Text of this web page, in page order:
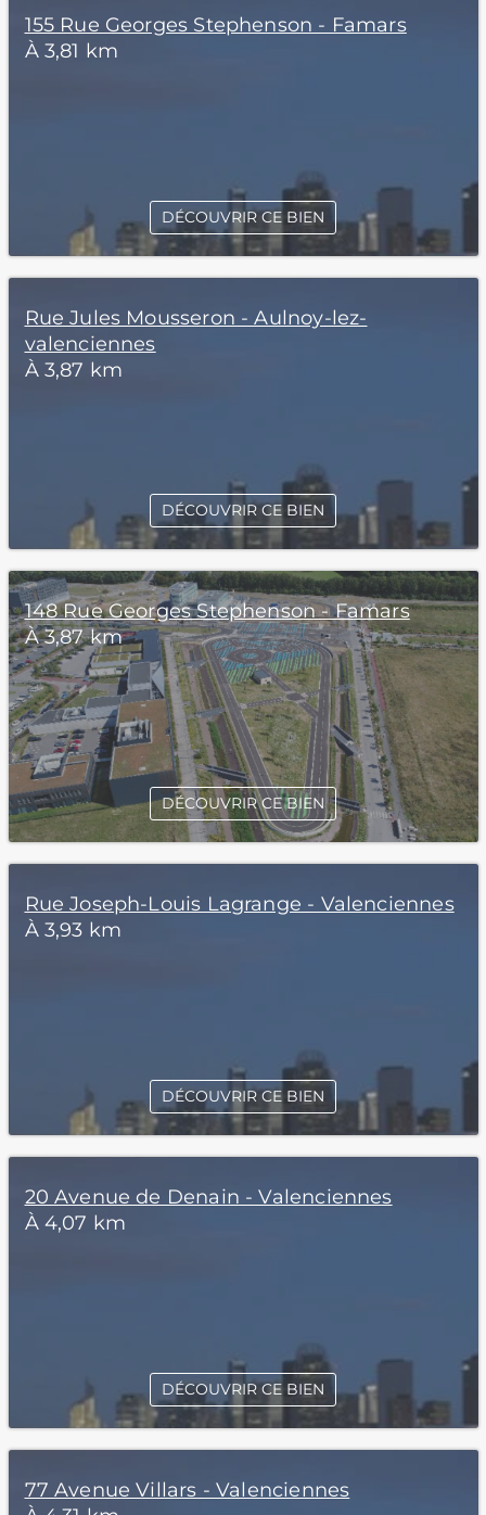
155 Rue Georges Stephenson - Famars
À 3,81 km
DÉCOUVRIR CE BIEN
Rue Jules Mousseron - Aulnoy-lez-
valenciennes
À 3,87 km
DÉCOUVRIR CE BIEN
148 Rue Georges Stephenson - Famars
À 3,87 km
DÉCOUVRIR CE BIEN
Rue Joseph-Louis Lagrange - Valenciennes
À 3,93 km
DÉCOUVRIR CE BIEN
20 Avenue de Denain - Valenciennes
À 4,07 km
DÉCOUVRIR CE BIEN
77 Avenue Villars - Valenciennes